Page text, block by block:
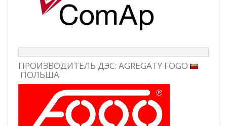
ПРОИЗВОДИТЕЛЬ ДЭС: AGREGATY FOGO
ПОЛЬША